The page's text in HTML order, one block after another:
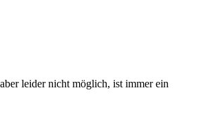
leider nicht möglich, ist immer ein